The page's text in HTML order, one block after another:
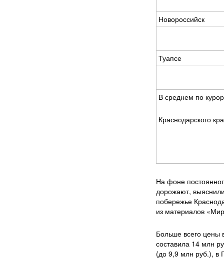
Новороссийск
Туапсе
В среднем по
Краснодарского
На фоне
дорожают,
побережье
из материалов
Больше всего
составила 14 млн
(до 9,9 млн руб.), в